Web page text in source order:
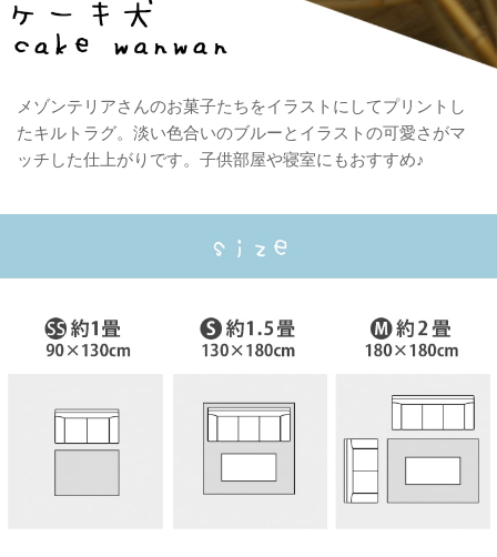
メゾンテリアさんのお菓子たちをイラストにしてプリントし
たキルトラグ。淡い色合いのブルーとイラストの可愛さがマ
ッチした仕上がりです。子供部屋や寝室にもおすすめ♪